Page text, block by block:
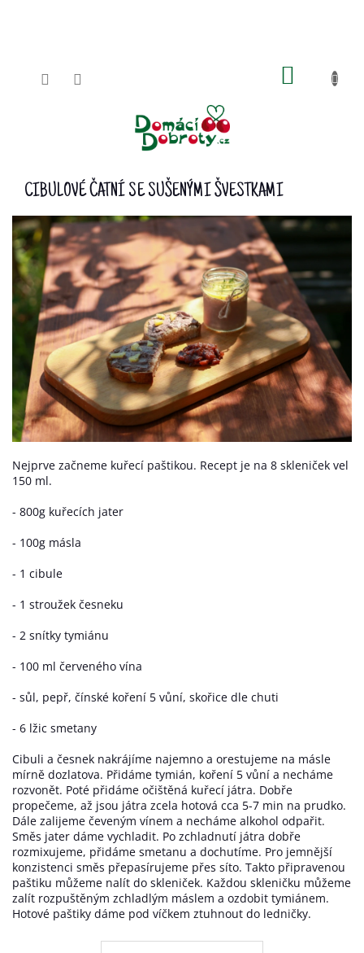
CIBULOVÉ ČATNÍ SE SUŠENÝMI ŠVESTKAMI
Nejprve začneme kuřecí paštikou. Recept je na 8 skleniček vel
150 ml.
- 800g kuřecích jater
- 100g másla
- 1 cibule
- 1 stroužek česneku
- 2 snítky tymiánu
- 100 ml červeného vína
- sůl, pepř, čínské koření 5 vůní, skořice dle chuti
- 6 lžic smetany
Cibuli a česnek nakrájíme najemno a orestujeme na másle
mírně dozlatova. Přidáme tymián, koření 5 vůní a necháme
rozvonět. Poté přidáme očištěná kuřecí játra. Dobře
propečeme, až jsou játra zcela hotová cca 5-7 min na prudko.
Dále zalijeme čeveným vínem a necháme alkohol odpařit.
Směs jater dáme vychladit. Po zchladnutí játra dobře
rozmixujeme, přidáme smetanu a dochutíme. Pro jemnější
konzistenci směs přepasírujeme přes síto. Takto připravenou
paštiku můžeme nalít do skleniček. Každou skleničku můžeme
zalít rozpuštěným zchladlým máslem a ozdobit tymiánem.
Hotové paštiky dáme pod víčkem ztuhnout do ledničky.